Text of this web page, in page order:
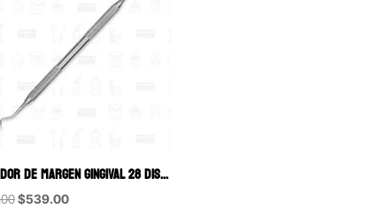
ALISADOR DE MARGEN GINGIVAL 28 DISTAL (10-95-7-14) HU-FRIEDY
Original
$539.00Current